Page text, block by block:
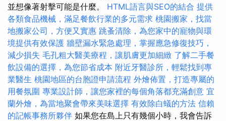
並想像著射擊可能是什麼。 HTML語言與SEO的結合 提供
各類食品機械，滿足餐飲行業的多元需求 桃園搬家，找當
地搬家公司，方便又實惠 跳蚤清除，為您家中的寵物與環
境提供有效保護 牆壁漏水緊急處理，掌握應急修復技巧，
減少損失 毛孔粗大醫美療程，讓肌膚更加細緻 了解二手餐
飲設備的選擇，為您節省成本 附近牙醫診所，輕鬆找到專
業醫生 桃園地區的台胞證申請流程 外燴佈置，打造專屬的
用餐氛圍 專業設計師，讓您家裡的每個角落都充滿創意 宜
蘭外燴，為當地聚會帶來美味選擇 有效除白蟻的方法 信賴
的記帳事務所夥伴 如果您在島上只有幾個小時，我會告訴